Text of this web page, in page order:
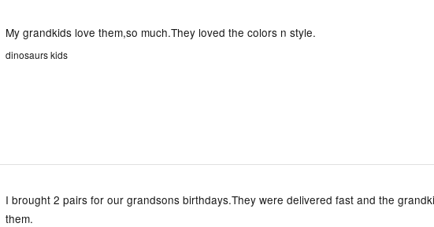
My grandkids love them,so much.They loved the colors n style.
dinosaurs kids
I brought 2 pairs for our grandsons birthdays.They were delivered fast and the
them.